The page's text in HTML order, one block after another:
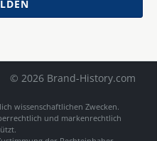
© 2026 Brand-History.com
wissenschaftlichen Zwecken.
und markenrechtlich